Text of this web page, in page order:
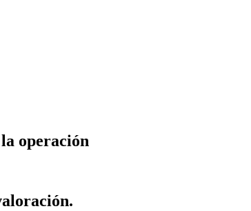
operación